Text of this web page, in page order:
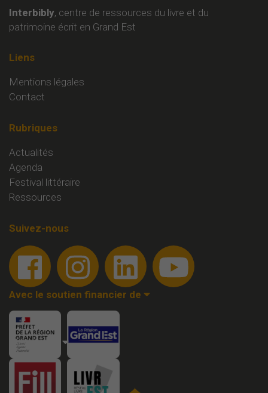
Interbibly, centre de ressources du livre et du
patrimoine écrit en Grand Est
Liens
Mentions légales
Contact
Rubriques
Actualités
Agenda
Festival littéraire
Ressources
Suivez-nous
Avec le soutien financier de
Membre de